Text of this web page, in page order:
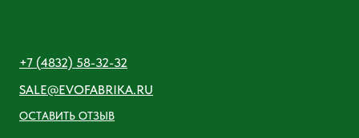
+7 (4832) 58-32-32
SALE@EVOFABRIKA.RU
ОСТАВИТЬ ОТЗЫВ